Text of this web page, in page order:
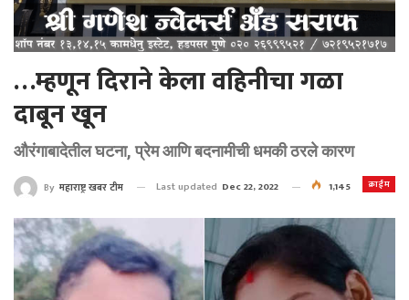
…म्हणून दिराने केला वहिनीचा गळा
दाबून खून
औरंगाबादेतील घटना, प्रेम आणि बदनामीची धमकी ठरले कारण
क्राईम
By महाराष्ट्र खबर टीम Last updated Dec 22, 2022 1,145